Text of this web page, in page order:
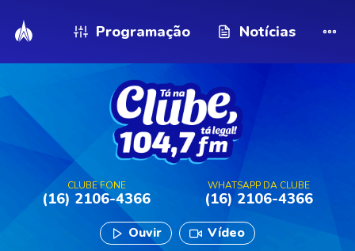
Programação Notícias
CLUBE FONE
(16) 2106-4366
WHATSAPP DA CLUBE
(16) 2106-4366
Ouvir Vídeo